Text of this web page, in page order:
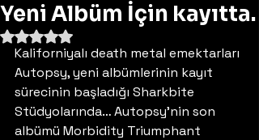
Yeni Albüm İçin kayıtta.
5 üzerinden NaN yıldız
Kaliforniyalı death metal emektarları
Autopsy, yeni albümlerinin kayıt
sürecinin başladığı Sharkbite
Stüdyolarında… Autopsy’nin son
albümü Morbidity Triumphant